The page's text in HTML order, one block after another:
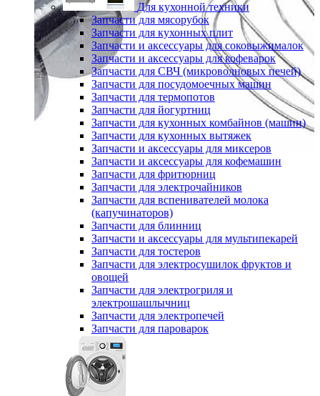
Для кухонной техники
Запчасти для мясорубок
Запчасти для кухонных плит
Запчасти и аксессуары для соковыжималок
Запчасти и аксессуары для кофеварок
Запчасти для СВЧ (микроволновых печей)
Запчасти для посудомоечных машин
Запчасти для термопотов
Запчасти для йогуртниц
Запчасти для кухонных комбайнов (машин)
Запчасти для кухонных вытяжек
Запчасти и аксессуары для миксеров
Запчасти и аксессуары для кофемашин
Запчасти для фритюрниц
Запчасти для электрочайников
Запчасти для вспенивателей молока
(капучинаторов)
Запчасти для блинниц
Запчасти и аксессуары для мультипекарей
Запчасти для тостеров
Запчасти для электросушилок фруктов и
овощей
Запчасти для электрогриля и
электрошашлычниц
Запчасти для электропечей
Запчасти для пароварок